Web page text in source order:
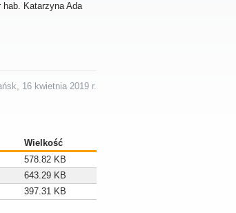
Katarzyna Ada
16 kwietnia 2019 r.
Wielkość
578.82 KB
643.29 KB
397.31 KB